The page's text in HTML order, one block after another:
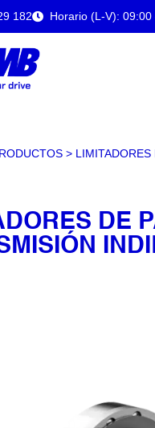
182 Horario (L-V):
> LIMITADORES
DE